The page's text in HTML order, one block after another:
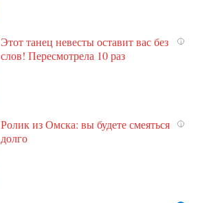
i
Этот танец невесты оставит вас без
слов! Пересмотрела 10 раз
i
Ролик из Омска: вы будете смеяться
долго